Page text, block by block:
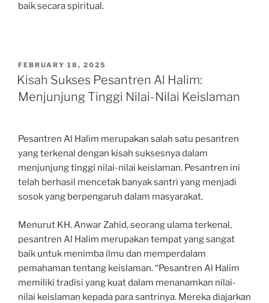
baik secara spiritual.
POSTED
ON
FEBRUARY 18, 2025
Kisah Sukses Pesantren Al Halim:
Menjunjung Tinggi Nilai-Nilai Keislaman
Pesantren Al Halim merupakan salah satu pesantren
yang terkenal dengan kisah suksesnya dalam
menjunjung tinggi nilai-nilai keislaman. Pesantren ini
telah berhasil mencetak banyak santri yang menjadi
sosok yang berpengaruh dalam masyarakat.
Menurut KH. Anwar Zahid, seorang ulama terkenal,
pesantren Al Halim merupakan tempat yang sangat
baik untuk menimba ilmu dan memperdalam
pemahaman tentang keislaman. “Pesantren Al Halim
memiliki tradisi yang kuat dalam menanamkan nilai-
nilai keislaman kepada para santrinya. Mereka diajarkan